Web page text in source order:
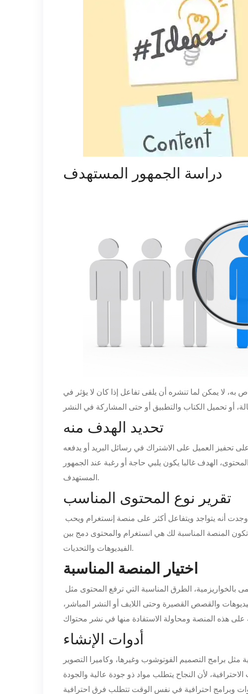
دراسة الجمهور المستهدف
به، لا يمكن لما تنشره أن يلقى تفاعل إذا كان لا يؤثر في
تحديد الهدف منه
تحفيز العميل على الاشتراك في رسائل البريد أو يدفعه
الهدف غالبا يكون يلبي حاجة أو رغبة عند الجمهور
المستهدف.
تقرير نوع المحتوى المناسب
وجدت أنه يتواجد ويتفاعل أكثر على منصة إنستغرام ويحب
المنصة المناسبة لك هي انستغرام والمحتوى دمج بين
الفيديوهات والتحديات.
اختيار المنصة المناسبة
الطرق المناسبة التي ترفع المحتوى مثل
والقصص القصيرة وحتى اللايف أو النشر المباشر،
أدوات الإنشاء
مثل برامج التصميم الفوتوشوب وغيرها، وكاميرا التصوير
لأن النجاح يتطلب مواد ذو جودة عالية والجودة